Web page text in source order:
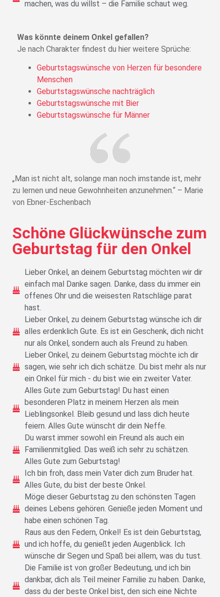
machen, was du willst – die Familie schaut weg.
Was könnte deinem Onkel gefallen?
Je nach Charakter findest du hier weitere Sprüche:
Geburtstagswünsche von Herzen für besondere
Menschen
Geburtstagswünsche nachträglich
Geburtstagswünsche mit Bier
Geburtstagswünsche für Männer
„Man ist nicht alt, solange man noch imstande ist, mehr
zu lernen und neue Gewohnheiten anzunehmen.“ – Marie
von Ebner-Eschenbach
Schöne Glückwünsche zum
Geburtstag für den Onkel
Lieber Onkel, an deinem Geburtstag möchten wir dir
einfach mal Danke sagen. Danke, dass du immer ein
offenes Ohr und die weisesten Ratschläge parat
hast.
Lieber Onkel, zu deinem Geburtstag wünsche ich dir
alles erdenklich Gute. Es ist ein Geschenk, dich nicht
nur als Onkel, sondern auch als Freund zu haben.
Lieber Onkel, zu deinem Geburtstag möchte ich dir
sagen, wie sehr ich dich schätze. Du bist mehr als nur
ein Onkel für mich - du bist wie ein zweiter Vater.
Alles Gute zum Geburtstag! Du hast einen
besonderen Platz in meinem Herzen als mein
Lieblingsonkel. Bleib gesund und lass dich heute
feiern. Alles Gute wünscht dir dein Neffe.
Du warst immer sowohl ein Freund als auch ein
Familienmitglied. Das weiß ich sehr zu schätzen.
Alles Gute zum Geburtstag!
Ich bin froh, dass mein Vater dich zum Bruder hat.
Alles Gute, du bist der beste Onkel.
Möge dieser Geburtstag zu den schönsten Tagen
deines Lebens gehören. Genieße jeden Moment und
habe einen schönen Tag.
Raus aus den Federn, Onkel! Es ist dein Geburtstag,
und ich hoffe, du genießt jeden Augenblick. Ich
wünsche dir Segen und Spaß bei allem, was du tust.
Die Familie ist von großer Bedeutung, und ich bin
dankbar, dich als Teil meiner Familie zu haben. Danke,
dass du der beste Onkel bist, den sich eine Nichte